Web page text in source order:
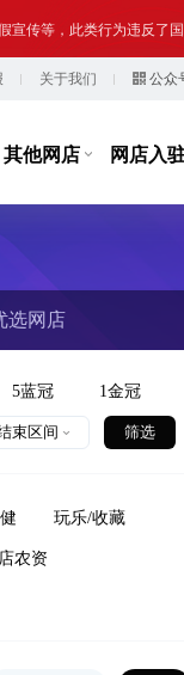
店铺出让人、受让人、实
关于我们 公众
其他网店 网店入
选网店
5蓝冠 1金冠
束区间
玩乐/收藏
农资